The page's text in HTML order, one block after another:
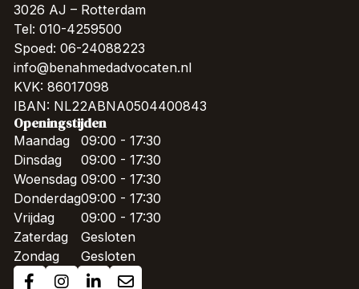
3026 AJ – Rotterdam
Tel: 010-4259500
Spoed: 06-24088223
info@benahmedadvocaten.nl
KVK: 86017098
IBAN: NL22ABNA0504400843
Openingstijden
Maandag
Dinsdag
Woensdag
Donderdag
Vrijdag
Zaterdag
Zondag
09:00 - 17:30
09:00 - 17:30
09:00 - 17:30
09:00 - 17:30
09:00 - 17:30
Gesloten
Gesloten